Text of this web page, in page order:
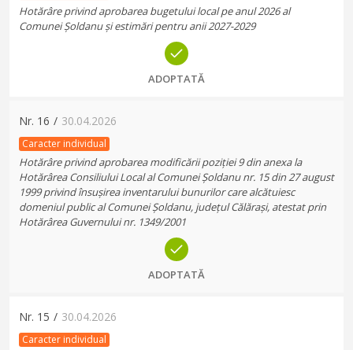
Hotărâre privind aprobarea bugetului local pe anul 2026 al
Comunei Șoldanu și estimări pentru anii 2027-2029
ADOPTATĂ
Nr. 16 / 30.04.2026
Caracter individual
Hotărâre privind aprobarea modificării poziției 9 din anexa la
Hotărârea Consiliului Local al Comunei Șoldanu nr. 15 din 27 august
1999 privind însușirea inventarului bunurilor care alcătuiesc
domeniul public al Comunei Șoldanu, județul Călărași, atestat prin
Hotărârea Guvernului nr. 1349/2001
ADOPTATĂ
Nr. 15 / 30.04.2026
Caracter individual